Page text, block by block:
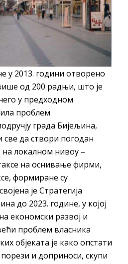
у 2013. години отворено
од 200 радњи, што је
у предходном
проблем
града Бијељина,
све да створи погодан
локалном нивоу –
на оснивање фирми,
формиране су
је Стратегија
до 2023. године, у којој
економски развој и
проблем власника
објеката је како опстати
и доприноси, скупи